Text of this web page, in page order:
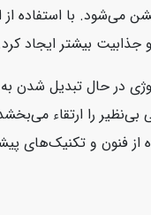
می‌شود. با استفاده
بیشتر ایجاد
در حال تبدیل
را ارتقاء
از فنون و